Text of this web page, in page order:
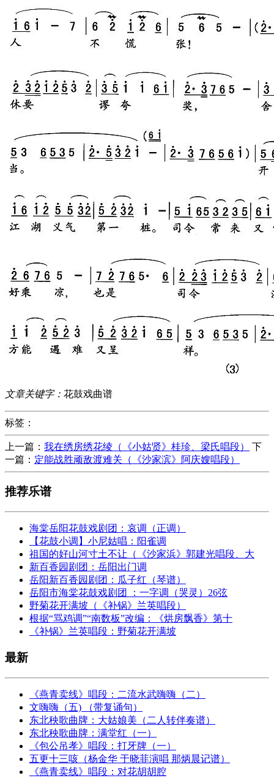
文章关键字： 花鼓戏曲谱
标签：
上一篇： 我在绣房绣花绫（《小姑贤》桂珍、梁氏唱段）
下
一篇： 定能战胜顽敌渡难关（《沙家滨》阿庆嫂唱段）
推荐乐谱
海棠岳阳花鼓戏剧团：哀调（正调）
【花鼓小调】小尼姑唱：阳雀调
祖国的好山河寸土不让（《沙家浜》郭建光唱段、大
新百香园剧团：岳阳出门调
岳阳新百香园剧团：瓜子红（琴谱）
岳阳市海棠花鼓戏剧团 ：一字调（哭灵）26弦
野菊花开满坡（《补锅》兰英唱段）
根据“骂鸡调”“南数板”改编：《烘房飘香》第十
《补锅》兰英唱段：野菊花开满坡
最新
《燕青卖线》唱段：二流水武嗨嗨（二）
文嗨嗨（五) （带复诵句）
东北秧歌曲牌：大姑娘美（二人转伴奏谱）
东北秧歌曲牌：满堂红（一）
《包公吊孝》唱段：打牙牌（一）
五更十三咳（杨金华 于晓菲演唱 那炳晨记谱）
《燕青卖线》唱段：对花胡胡腔